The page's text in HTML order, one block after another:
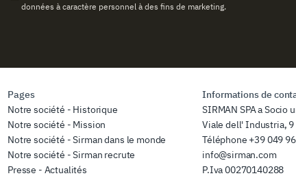
données à caractère personnel à des fins de marketing.
Pages
Notre société - Historique
Notre société - Mission
Notre société - Sirman dans le monde
Notre société - Sirman recrute
Presse - Actualités
Informations de
SIRMAN SPA a Socio
Viale dell' Industria, 9
Téléphone +39 049
info@sirman.com
P.Iva 00270140288